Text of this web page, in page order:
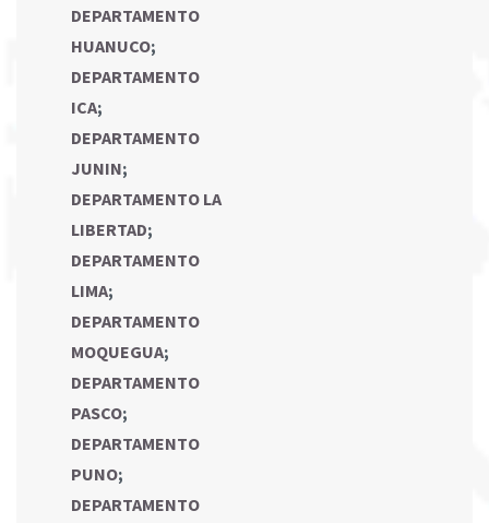
DEPARTAMENTO
HUANUCO;
DEPARTAMENTO
ICA;
DEPARTAMENTO
JUNIN;
DEPARTAMENTO LA
LIBERTAD;
DEPARTAMENTO
LIMA;
DEPARTAMENTO
MOQUEGUA;
DEPARTAMENTO
PASCO;
DEPARTAMENTO
PUNO;
DEPARTAMENTO